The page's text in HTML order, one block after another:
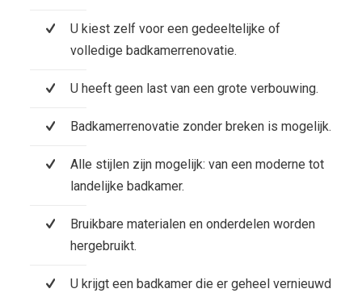
U kiest zelf voor een gedeeltelijke of
volledige badkamerrenovatie.
U heeft geen last van een grote verbouwing.
Badkamerrenovatie zonder breken is mogelijk.
Alle stijlen zijn mogelijk: van een moderne tot
landelijke badkamer.
Bruikbare materialen en onderdelen worden
hergebruikt.
U krijgt een badkamer die er geheel vernieuwd